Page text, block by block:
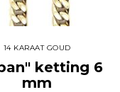
14 KARAAT GOUD
ketting 6
mm